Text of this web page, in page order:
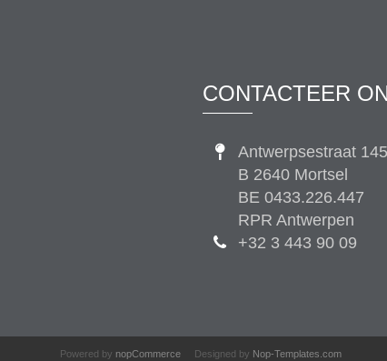
CONTACTEER
Antwerpsestraat 145
B 2640 Mortsel
BE 0433.226.447
RPR Antwerpen
+32 3 443 90 09
Powered by nopCommerce Designed by Nop-Templates.com